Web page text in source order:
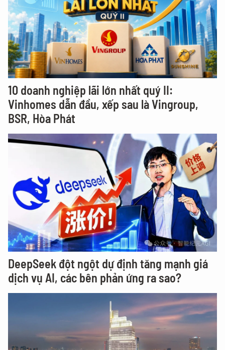
10 doanh nghiệp lãi lớn nhất quý II:
Vinhomes dẫn đầu, xếp sau là Vingroup,
BSR, Hòa Phát
DeepSeek đột ngột dự định tăng mạnh giá
dịch vụ AI, các bên phản ứng ra sao?